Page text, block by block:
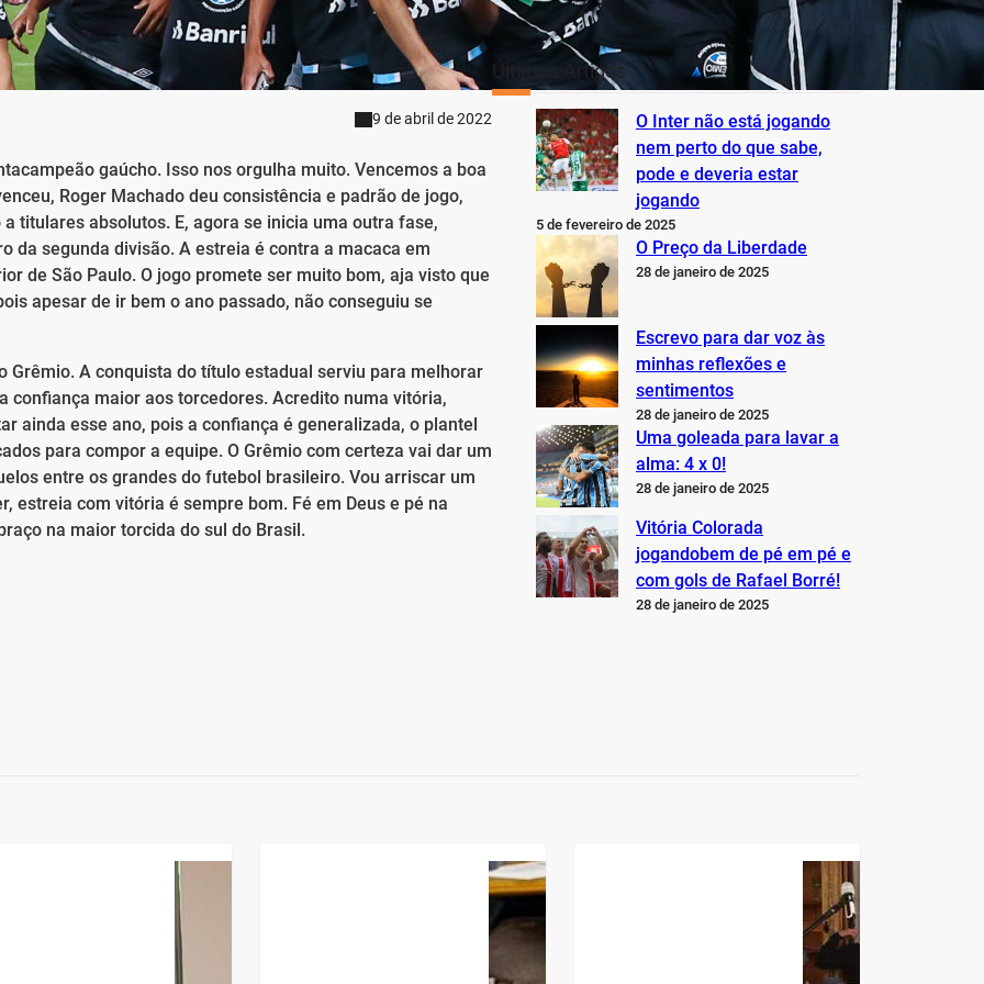
9 de abril de 2022
gaúcho. Isso nos orgulha muito. Vencemos a boa
Roger Machado deu consistência e padrão de jogo,
titulares absolutos. E, agora se inicia uma outra fase,
da segunda divisão. A estreia é contra a macaca em
de São Paulo. O jogo promete ser muito bom, aja visto que
apesar de ir bem o ano passado, não conseguiu se
Grêmio. A conquista do título estadual serviu para melhorar
confiança maior aos torcedores. Acredito numa vitória,
ainda esse ano, pois a confiança é generalizada, o plantel
para compor a equipe. O Grêmio com certeza vai dar um
entre os grandes do futebol brasileiro. Vou arriscar um
estreia com vitória é sempre bom. Fé em Deus e pé na
na maior torcida do sul do Brasil.
Últimos Artigos
O Inter não está jogando
nem perto do que sabe,
pode e deveria estar
jogando
5 de fevereiro de 2025
O Preço da Liberdade
28 de janeiro de 2025
Escrevo para dar voz às
minhas reflexões e
sentimentos
28 de janeiro de 2025
Uma goleada para lavar a
alma: 4 x 0!
28 de janeiro de 2025
Vitória Colorada
jogandobem de pé em pé e
com gols de Rafael Borré!
28 de janeiro de 2025